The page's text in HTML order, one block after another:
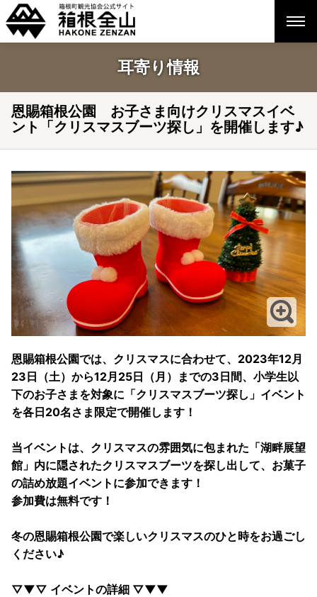
耳寄り情報
恩賜箱根公園 お子さま向けクリスマスイベ
ント「クリスマスブーツ探し」を開催します♪
恩賜箱根公園では、クリスマスに合わせて、2023年12月
23日（土）から12月25日（月）までの3日間、小学生以
下のお子さまを対象に「クリスマスブーツ探し」イベント
を各日20名さま限定で開催します！
当イベントは、クリスマスの雰囲気に包まれた「湖畔展望
館」内に隠されたクリスマスブーツを探し出して、お菓子
の詰め放題イベントに参加できます！
参加費は無料です！
冬の恩賜箱根公園で楽しいクリスマスのひと時をお過ごし
ください♪
▽▼▽ イベントの詳細 ▽▼▼